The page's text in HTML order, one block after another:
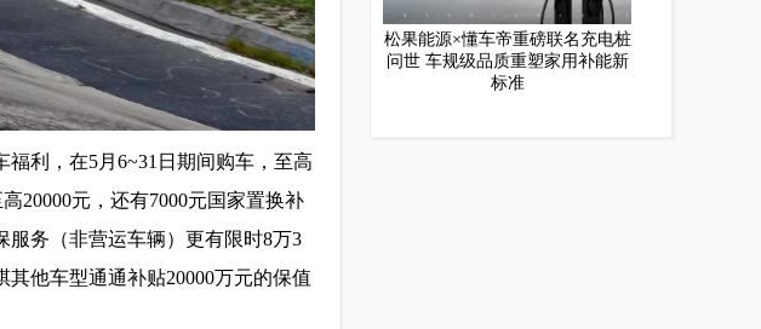
利，在5月6~31日期间购车，至高
20000元，还有7000元国家置换补
服务（非营运车辆）更有限时8万3
他车型通通补贴20000万元的保值
松果能源×懂车帝重磅联名充电桩
问世 车规级品质重塑家用补能新
标准